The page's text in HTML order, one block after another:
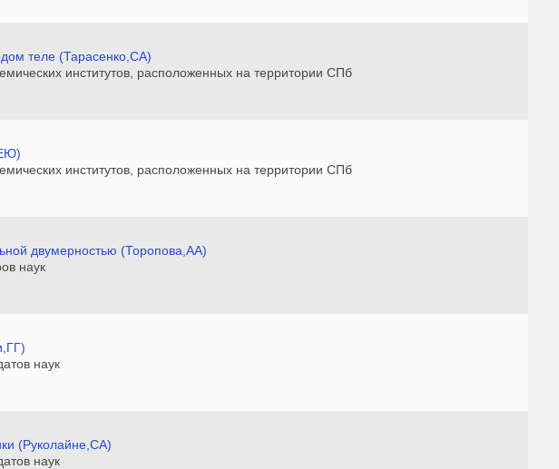
теле (Тарасенко,СА)
институтов, расположенных на территории СПб
институтов, расположенных на территории СПб
двумерностью (Торопова,АА)
наук
наук
(Руколайне,СА)
наук